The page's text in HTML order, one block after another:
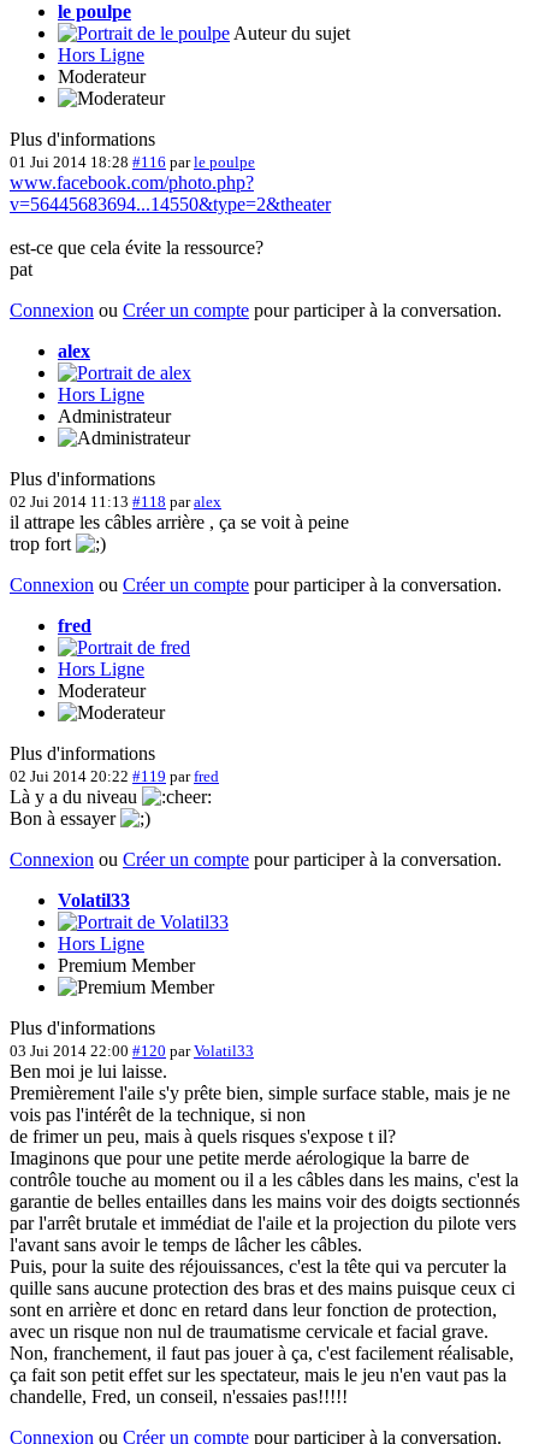
le poulpe
Auteur du sujet
Hors Ligne
Moderateur
Plus d'informations
01 Jui 2014 18:28 #116 parle poulpe
www.facebook.com/photo.php?
v=56445683694...14550&type=2&theater
est-ce que cela évite la ressource?
pat
Connexion ou Créer un compte pour participer à la conversation.
alex
Hors Ligne
Administrateur
Plus d'informations
02 Jui 2014 11:13 #118 paralex
il attrape les câbles arrière , ça se voit à peine
trop fort
Connexion ou Créer un compte pour participer à la conversation.
fred
Hors Ligne
Moderateur
Plus d'informations
02 Jui 2014 20:22 #119 parfred
Là y a du niveau
Bon à essayer
Connexion ou Créer un compte pour participer à la conversation.
Volatil33
Hors Ligne
Premium Member
Plus d'informations
03 Jui 2014 22:00 #120 parVolatil33
Ben moi je lui laisse.
Premièrement l'aile s'y prête bien, simple surface stable, mais je ne
vois pas l'intérêt de la technique, si non
de frimer un peu, mais à quels risques s'expose t il?
Imaginons que pour une petite merde aérologique la barre de
contrôle touche au moment ou il a les câbles dans les mains, c'est la
garantie de belles entailles dans les mains voir des doigts sectionnés
par l'arrêt brutale et immédiat de l'aile et la projection du pilote vers
l'avant sans avoir le temps de lâcher les câbles.
Puis, pour la suite des réjouissances, c'est la tête qui va percuter la
quille sans aucune protection des bras et des mains puisque ceux ci
sont en arrière et donc en retard dans leur fonction de protection,
avec un risque non nul de traumatisme cervicale et facial grave.
Non, franchement, il faut pas jouer à ça, c'est facilement réalisable,
ça fait son petit effet sur les spectateur, mais le jeu n'en vaut pas la
chandelle, Fred, un conseil, n'essaies pas!!!!!
Connexion ou Créer un compte pour participer à la conversation.